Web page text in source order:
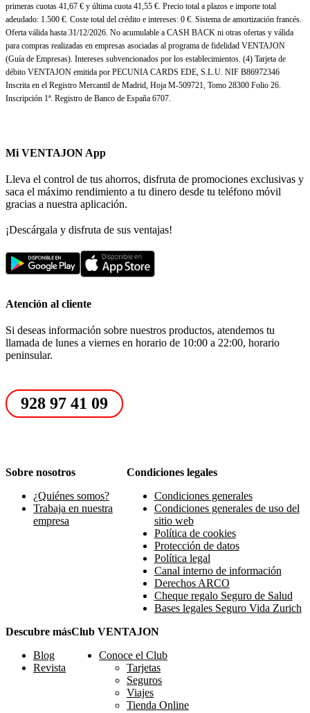
primeras cuotas 41,67 € y última cuota 41,55 €. Precio total a plazos e importe total
adeudado: 1.500 €. Coste total del crédito e intereses: 0 €. Sistema de amortización francés.
Oferta válida hasta 31/12/2026. No acumulable a CASH BACK ni otras ofertas y válida
para compras realizadas en empresas asociadas al programa de fidelidad VENTAJON
(Guía de Empresas). Intereses subvencionados por los establecimientos. (4) Tarjeta de
débito VENTAJON emitida por PECUNIA CARDS EDE, S.L.U. NIF B86972346
Inscrita en el Registro Mercantil de Madrid, Hoja M-509721, Tomo 28300 Folio 26.
Inscripción 1ª. Registro de Banco de España 6707.
Mi VENTAJON App
Lleva el control de tus ahorros, disfruta de promociones exclusivas y
saca el máximo rendimiento a tu dinero desde tu teléfono móvil
gracias a nuestra aplicación.
¡Descárgala y disfruta de sus ventajas!
Atención al cliente
Si deseas información sobre nuestros productos, atendemos tu
llamada de lunes a viernes en horario de 10:00 a 22:00, horario
peninsular.
928 97 41 09
Sobre nosotros
¿Quiénes somos?
Trabaja en nuestra
empresa
Condiciones legales
Condiciones generales
Condiciones generales de uso del
sitio web
Política de cookies
Protección de datos
Política legal
Canal interno de información
Derechos ARCO
Cheque regalo Seguro de Salud
Bases legales Seguro Vida Zurich
Descubre más
Blog
Revista
Club VENTAJON
Conoce el Club
Tarjetas
Seguros
Viajes
Tienda Online